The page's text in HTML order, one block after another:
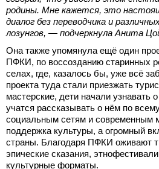
родины. Мне кажется, это
диалог без переводчика и
лозунгов, — подчеркнула Анита
Она также упомянула ещё один
ПФКИ, по воссозданию старинных
селах, где, казалось бы, уже всё
проекта туда стали приезжать
мастерские, дети начали узнавать
учатся рассказывать о нём по
социальным сетям и современным
поддержка культуры, а огромный
страны. Благодаря ПФКИ оживают
эпические сказания,
культурные форматы.